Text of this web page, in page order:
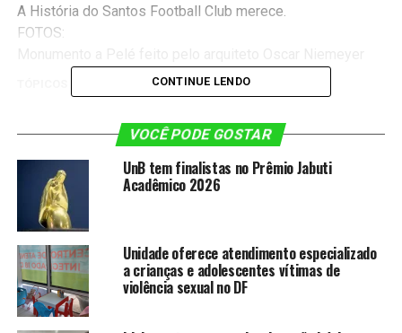
A História do Santos Football Club merece.
FOTOS:
TÓPICOS RELACIONADOS: DESTAQUE
Cambuís colorem de amarelo a capital federal
Brasília, há 36 anos Patrimônio Mundial pela Unesco
CONTINUE LENDO
VOCÊ PODE GOSTAR
UnB tem finalistas no Prêmio Jabuti
Acadêmico 2026
Unidade oferece atendimento especializado
a crianças e adolescentes vítimas de
violência sexual no DF